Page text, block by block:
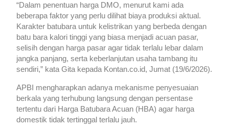
“Dalam penentuan harga DMO, menurut kami ada
beberapa faktor yang perlu dilihat biaya produksi aktual.
Karakter batubara untuk kelistrikan yang berbeda dengan
batu bara kalori tinggi yang biasa menjadi acuan pasar,
selisih dengan harga pasar agar tidak terlalu lebar dalam
jangka panjang, serta keberlanjutan usaha tambang itu
sendiri,” kata Gita kepada Kontan.co.id, Jumat (19/6/2026).
APBI mengharapkan adanya mekanisme penyesuaian
berkala yang terhubung langsung dengan persentase
tertentu dari Harga Batubara Acuan (HBA) agar harga
domestik tidak tertinggal terlalu jauh.